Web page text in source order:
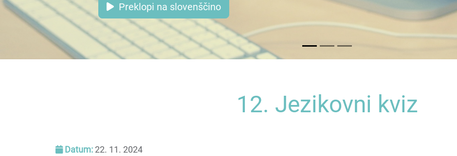
12. Jezikovni kviz
Datum: 22. 11. 2024